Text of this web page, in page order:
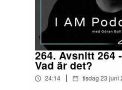
264. Avsnitt 264
Vad är det?
24:14 | tisdag 23 juni